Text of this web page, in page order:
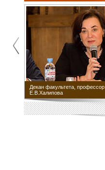
Декан факультета, профессор
Е.В.Халипова